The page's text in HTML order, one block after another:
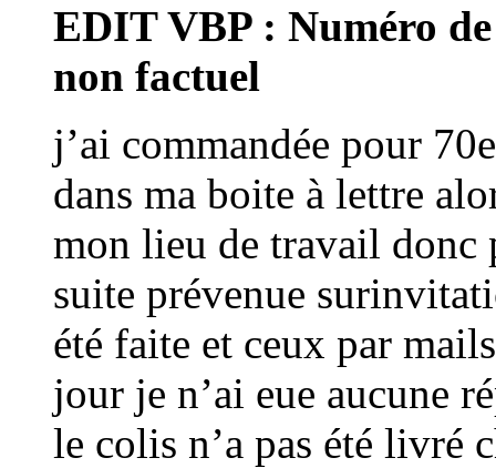
EDIT VBP : Numéro
non factuel
j’ai commandée pour
dans ma boite à lettre
mon lieu de travail donc
suite prévenue
été faite et ceux par
jour je n’ai eue aucune
le colis n’a pas été livré